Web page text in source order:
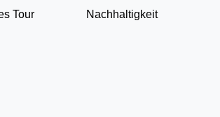
Tour
Nachhaltigkeit